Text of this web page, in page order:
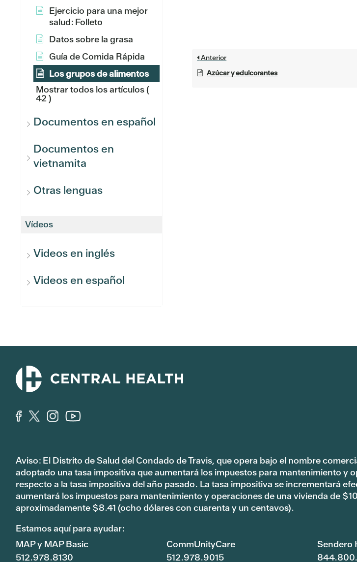
Ejercicio para una mejor
salud: Folleto
Datos sobre la grasa
Guía de Comida Rápida
Los grupos de alimentos
Mostrar todos los artículos(
42 )
Documentos en español
Documentos en
vietnamita
Otras lenguas
Vídeos
Videos en inglés
Videos en español
Anterior
Azúcar y edulcorantes
Aviso: El Distrito de Salud del Condado de Travis, que opera bajo el nombre
adoptado una tasa impositiva que aumentará los impuestos para mantenimiento y
respecto a la tasa impositiva del año pasado. La tasa impositiva se incrementará
aumentará los impuestos para mantenimiento y operaciones de una vivienda de
aproximadamente $8.41 (ocho dólares con cuarenta y un centavos).
Estamos aquí para ayudar:
MAP y MAP Basic
512.978.8130
CommUnityCare
512.978.9015
Sendero